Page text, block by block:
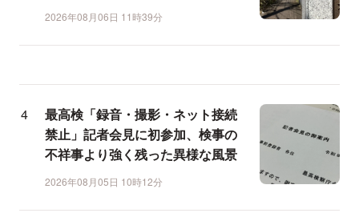
2026年08月06日 11時39分
最高検「録音・撮影・ネット接続
禁止」記者会見に初参加、検事の
不祥事より強く残った異様な風景
2026年08月05日 10時12分